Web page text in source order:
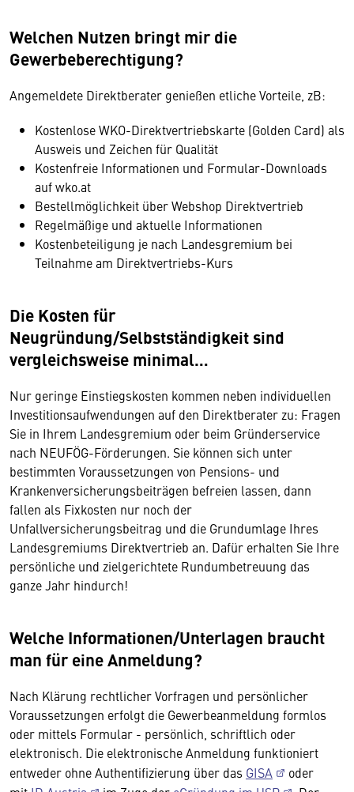
Welchen Nutzen bringt mir die
Gewerbeberechtigung?
Angemeldete Direktberater genießen etliche Vorteile, zB:
Kostenlose WKO-Direktvertriebskarte (Golden Card) als
Ausweis und Zeichen für Qualität
Kostenfreie Informationen und Formular-Downloads
auf wko.at
Bestellmöglichkeit über Webshop Direktvertrieb
Regelmäßige und aktuelle Informationen
Kostenbeteiligung je nach Landesgremium bei
Teilnahme am Direktvertriebs-Kurs
Die Kosten für
Neugründung/Selbstständigkeit sind
vergleichsweise minimal…
Nur geringe Einstiegskosten kommen neben individuellen
Investitionsaufwendungen auf den Direktberater zu: Fragen
Sie in Ihrem Landesgremium oder beim Gründerservice
nach NEUFÖG-Förderungen. Sie können sich unter
bestimmten Voraussetzungen von Pensions- und
Krankenversicherungsbeiträgen befreien lassen, dann
fallen als Fixkosten nur noch der
Unfallversicherungsbeitrag und die Grundumlage Ihres
Landesgremiums Direktvertrieb an. Dafür erhalten Sie Ihre
persönliche und zielgerichtete Rundumbetreuung das
ganze Jahr hindurch!
Welche Informationen/Unterlagen braucht
man für eine Anmeldung?
Nach Klärung rechtlicher Vorfragen und persönlicher
Voraussetzungen erfolgt die Gewerbeanmeldung formlos
oder mittels Formular - persönlich, schriftlich oder
elektronisch. Die elektronische Anmeldung funktioniert
entweder ohne Authentifizierung über das GISA
oder